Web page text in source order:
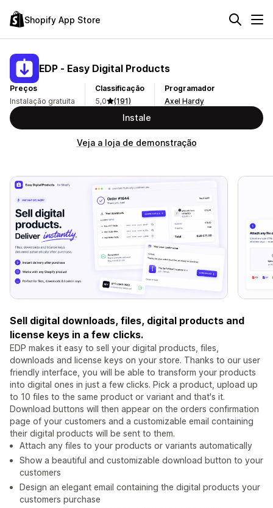
Shopify App Store
EDP ‑ Easy Digital Products
Preços
Instalação gratuita
Classificação
5,0
(191)
Programador
Axel Hardy
Instale
Veja a loja de demonstração
Sell digital downloads, files, digital products and
license keys in a few clicks.
EDP makes it easy to sell your digital products, files,
downloads and license keys on your store. Thanks to our user
friendly interface, you will be able to transform your products
into digital ones in just a few clicks. Pick a product, upload up
to 10 files to the same product or variant and that's it.
Download buttons will then appear on the orders confirmation
page of your customers and a customizable email containing
their digital products will be sent to them.
Attach any files to your products or variants automatically
Show a beautiful and customizable download button to your
customers
Design an elegant email containing the digital products your
customers purchase